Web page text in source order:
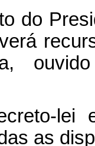
do
lei
as